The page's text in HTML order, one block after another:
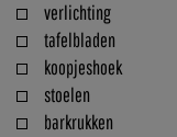
verlichting
tafelbladen
koopjeshoek
stoelen
barkrukken